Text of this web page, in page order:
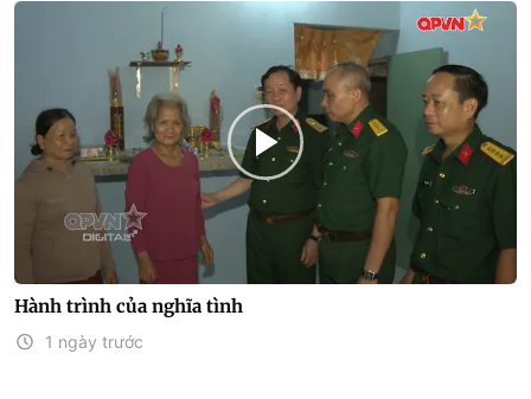
Hành trình của nghĩa tình
1 ngày trước